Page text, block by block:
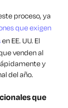
proceso, ya
que exigen
en EE. UU. El
venden al
y
del año.
que